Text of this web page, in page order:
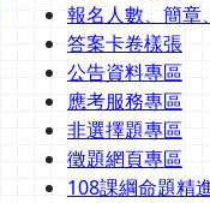
報名人數、簡章
答案卡卷樣張
公告資料專區
應考服務專區
非選擇題專區
徵題網頁專區
108課綱命題精